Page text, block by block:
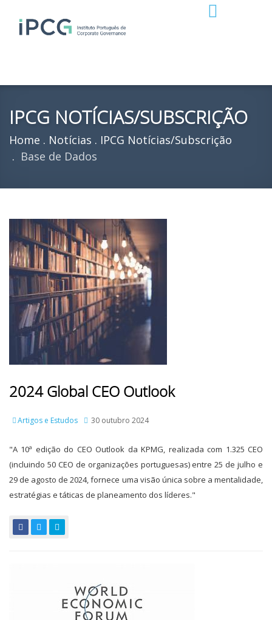
IPCG NOTÍCIAS/SUBSCRIÇÃO
Home Notícias
IPCG Notícias/Subscrição
Base de Dados
2024 Global CEO Outlook
Artigos e Estudos 30 outubro 2024
"A 10ª edição do CEO Outlook da KPMG, realizada com 1.325 CEO
(incluindo 50 CEO de organizações portuguesas) entre 25 de julho e
29 de agosto de 2024, fornece uma visão única sobre a mentalidade,
estratégias e táticas de planeamento dos líderes."